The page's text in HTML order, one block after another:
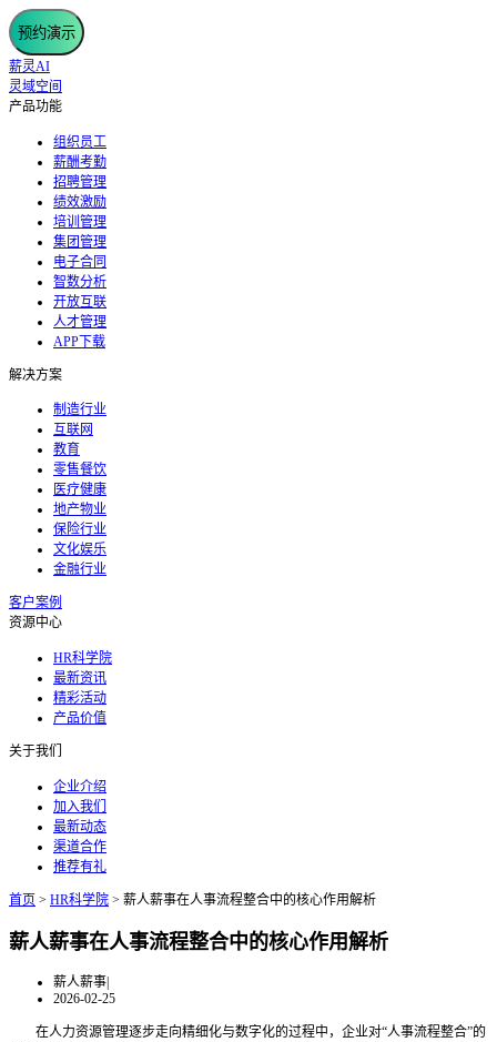
预约演示
薪灵AI
灵域空间
产品功能
组织员工
薪酬考勤
招聘管理
绩效激励
培训管理
集团管理
电子合同
智数分析
开放互联
人才管理
APP下载
解决方案
制造行业
互联网
教育
零售餐饮
医疗健康
地产物业
保险行业
文化娱乐
金融行业
客户案例
资源中心
HR科学院
最新资讯
精彩活动
产品价值
关于我们
企业介绍
加入我们
最新动态
渠道合作
推荐有礼
首页 > HR科学院 > 薪人薪事在人事流程整合中的核心作用解析
薪人薪事在人事流程整合中的核心作用解析
薪人薪事|
2026-02-25
在人力资源管理逐步走向精细化与数字化的过程中，企业对“人事流程整合”的